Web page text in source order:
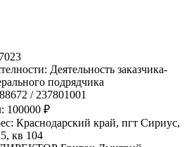
Деятельность заказчика-
подрядчика
/ 237801001
100000 ₽
Краснодарский край, пгт Сириус,
кв 104